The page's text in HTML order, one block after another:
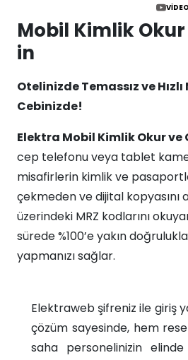
Mobil Kimlik
in
Otelinizde Temassız ve
Cebinizde!
Elektra Mobil Kimlik Okur ve
cep telefonu veya tablet
misafirlerin kimlik ve
çekmeden ve dijital kopyasını
üzerindeki MRZ kodlarını
sürede %100’e yakın
yapmanızı sağlar.
Elektraweb şifreniz ile giriş
çözüm sayesinde, hem
saha personelinizin